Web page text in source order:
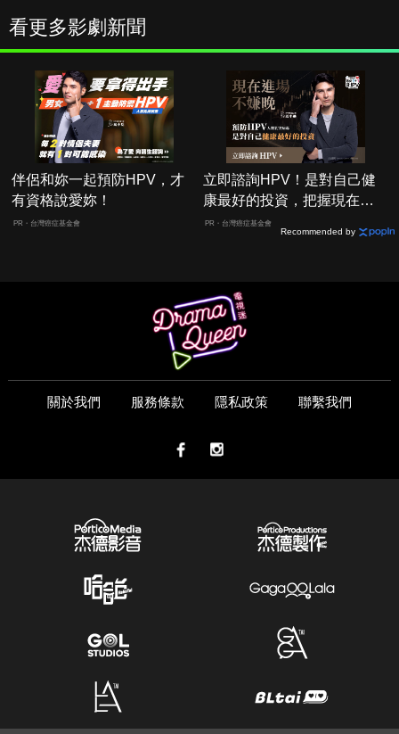
看更多影劇新聞
伴侶和妳一起預防HPV，才
有資格說愛妳！
PR・台灣癌症基金會
立即諮詢HPV！是對自己健
康最好的投資，把握現在不
嫌晚！
PR・台灣癌症基金會
Recommended by
關於我們 服務條款 隱私政策 聯繫我們